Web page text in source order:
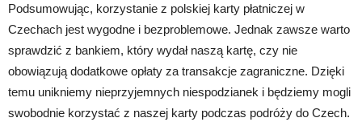
Podsumowując, korzystanie z polskiej karty płatniczej w
Czechach jest wygodne i bezproblemowe. Jednak zawsze warto
sprawdzić z bankiem, który wydał naszą kartę, czy nie
obowiązują dodatkowe opłaty za transakcje zagraniczne. Dzięki
temu unikniemy nieprzyjemnych niespodzianek i będziemy mogli
swobodnie korzystać z naszej karty podczas podróży do Czech.